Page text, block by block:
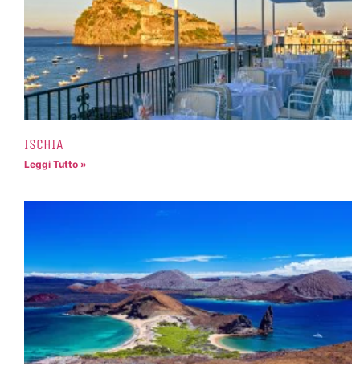
ISCHIA
Leggi Tutto »